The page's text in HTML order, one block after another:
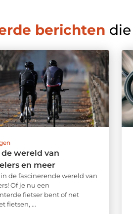
berichten
wereld van
en meer
de fascinerende wereld van
Of je nu een
fietser bent of net
fietsen, ...